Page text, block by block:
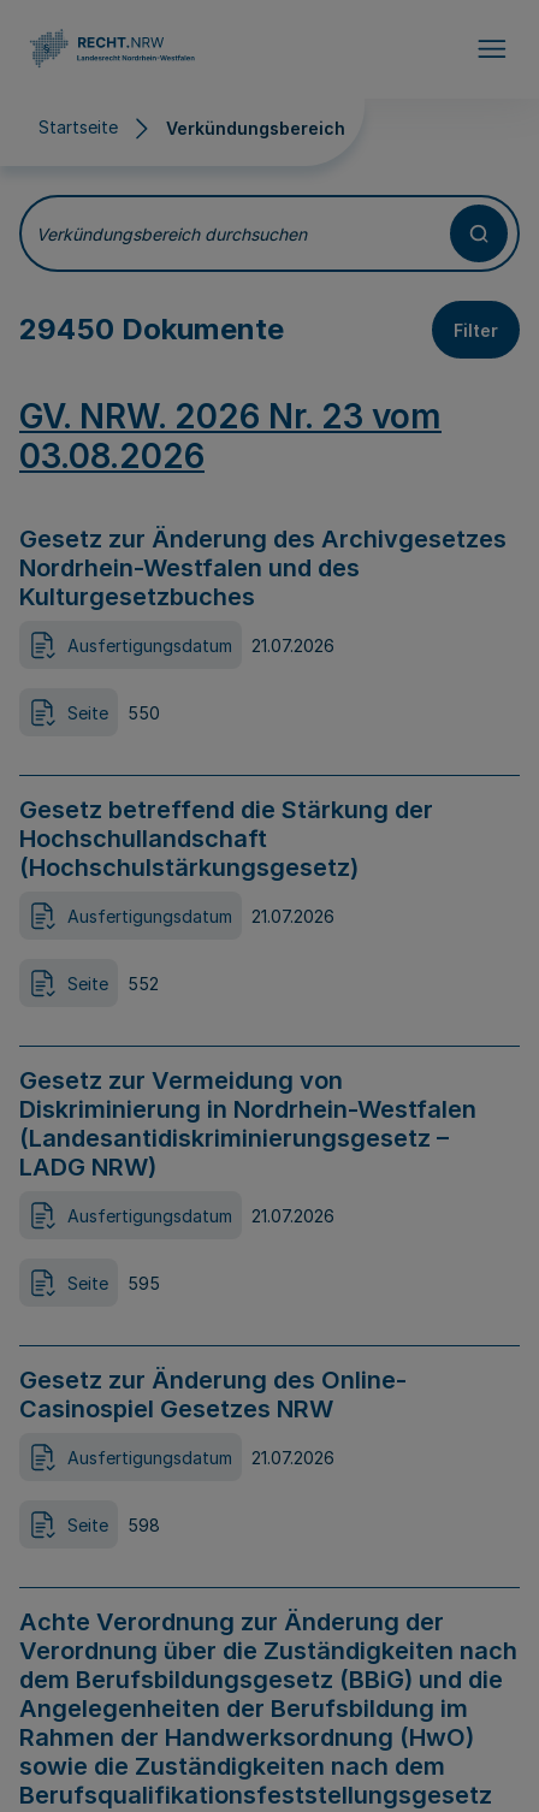
Startseite Verkündungsbereich
Verkündungsbereich
Verkündungsbereich durchsuchen
29450 Dokumente Filter
GV. NRW. 2026 Nr. 23 vom
03.08.2026
Gesetz zur Änderung des Archivgesetzes
Nordrhein-Westfalen und des
Kulturgesetzbuches
Ausfertigungsdatum 21.07.2026
Seite 550
Gesetz betreffend die Stärkung der
Hochschullandschaft
(Hochschulstärkungsgesetz)
Ausfertigungsdatum 21.07.2026
Seite 552
Gesetz zur Vermeidung von
Diskriminierung in Nordrhein-Westfalen
(Landesantidiskriminierungsgesetz –
LADG NRW)
Ausfertigungsdatum 21.07.2026
Seite 595
Gesetz zur Änderung des Online-
Casinospiel Gesetzes NRW
Ausfertigungsdatum 21.07.2026
Seite 598
Achte Verordnung zur Änderung der
Verordnung über die Zuständigkeiten nach
dem Berufsbildungsgesetz (BBiG) und die
Angelegenheiten der Berufsbildung im
Rahmen der Handwerksordnung (HwO)
sowie die Zuständigkeiten nach dem
Berufsqualifikationsfeststellungsgesetz